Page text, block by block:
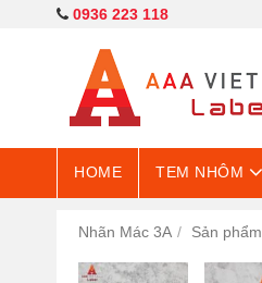
0936 223 118
HOME TEM NHÔM
Nhãn Mác 3A Sản phẩm